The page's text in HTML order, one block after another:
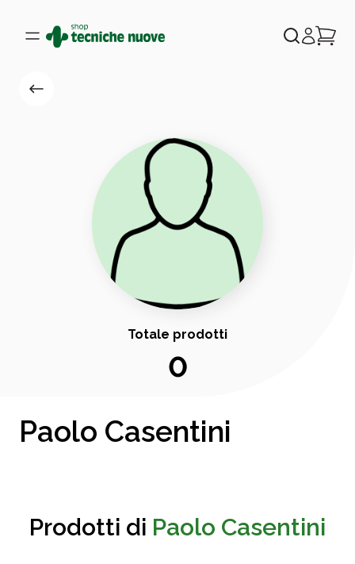
Totale prodotti
0
Paolo Casentini
Prodotti di Paolo Casentini